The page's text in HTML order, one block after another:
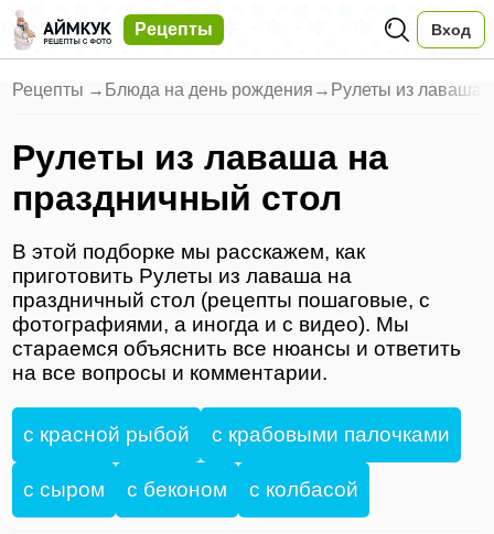
Рецепты Вход
Рецепты → Блюда на день рождения → Рулеты из лаваша
Рулеты из лаваша на
праздничный стол
В этой подборке мы расскажем, как
приготовить Рулеты из лаваша на
праздничный стол (рецепты пошаговые, с
фотографиями, а иногда и с видео). Мы
стараемся объяснить все нюансы и ответить
на все вопросы и комментарии.
с красной рыбой с крабовыми палочками
с сыром с беконом с колбасой